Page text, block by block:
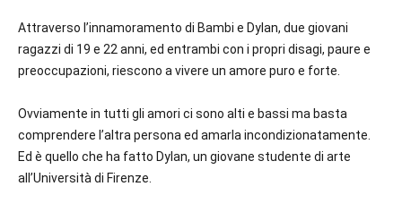
Attraverso l’innamoramento di Bambi e Dylan, due giovani
ragazzi di 19 e 22 anni, ed entrambi con i propri disagi, paure e
preoccupazioni, riescono a vivere un amore puro e forte.
Ovviamente in tutti gli amori ci sono alti e bassi ma basta
comprendere l’altra persona ed amarla incondizionatamente.
Ed è quello che ha fatto Dylan, un giovane studente di arte
all’Università di Firenze.